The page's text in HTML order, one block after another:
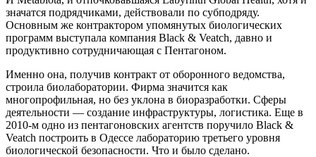
значатся подрядчиками, действовали по субподряду.
Основным же контрактором упомянутых биологических
программ выступала компания Black & Veatch, давно и
продуктивно сотрудничающая c Пентагоном.
Именно она, получив контракт от оборонного ведомства,
строила биолаборатории. Фирма значится как
многопрофильная, но без уклона в биоразработки. Сферы
деятельности — создание инфраструктуры, логистика. Еще в
2010-м одно из пентагоновских агентств поручило Black &
Veatch построить в Одессе лабораторию третьего уровня
биологической безопасности. Что и было сделано.